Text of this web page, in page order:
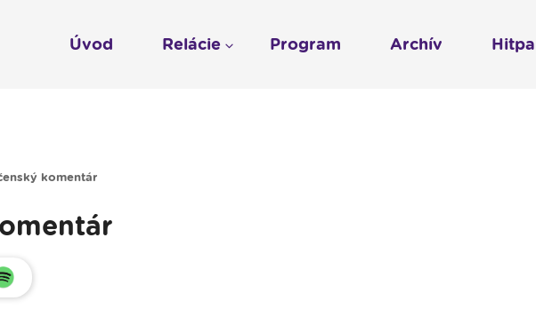
komentár
Profil
Úvod Relácie Program Archív